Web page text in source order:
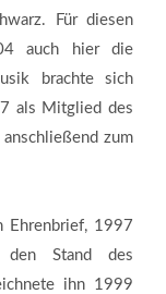
Für diesen
auch hier die
brachte sich
als Mitglied des
zum
Ehrenbrief, 1997
Stand des
ihn 1999